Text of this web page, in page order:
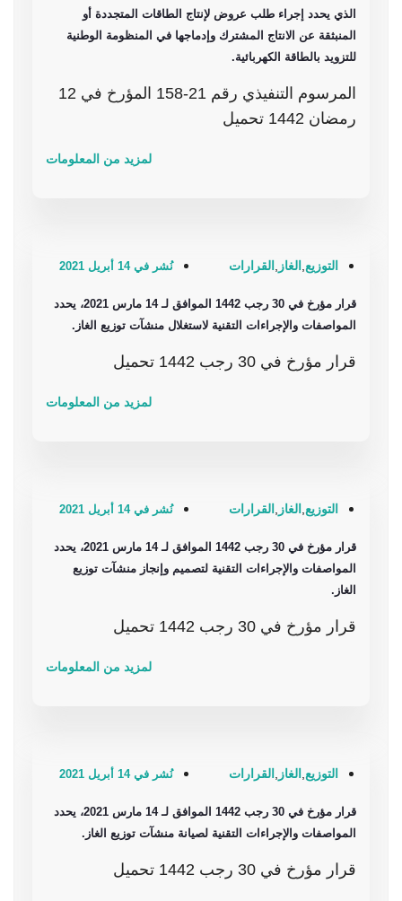
الذي يحدد إجراء طلب عروض لإنتاج الطاقات المتجددة أو
المنبثقة عن الانتاج المشترك وإدماجها في المنظومة الوطنية
للتزويد بالطاقة الكهربائية.
المرسوم التنفيذي رقم 21-158 المؤرخ في 12
رمضان 1442 تحميل
لمزيد من المعلومات
نُشر في 14 أبريل 2021 التوزيع الغاز القرارات
قرار مؤرخ في 30 رجب 1442 الموافق لـ 14 مارس 2021، يحدد
المواصفات والإجراءات التقنية لاستغلال منشآت توزيع الغاز.
قرار مؤرخ في 30 رجب 1442 تحميل
لمزيد من المعلومات
نُشر في 14 أبريل 2021 التوزيع الغاز القرارات
قرار مؤرخ في 30 رجب 1442 الموافق لـ 14 مارس 2021، يحدد
المواصفات والإجراءات التقنية لتصميم وإنجاز منشآت توزيع
الغاز.
قرار مؤرخ في 30 رجب 1442 تحميل
لمزيد من المعلومات
نُشر في 14 أبريل 2021 التوزيع الغاز القرارات
قرار مؤرخ في 30 رجب 1442 الموافق لـ 14 مارس 2021، يحدد
المواصفات والإجراءات التقنية لصيانة منشآت توزيع الغاز.
قرار مؤرخ في 30 رجب 1442 تحميل